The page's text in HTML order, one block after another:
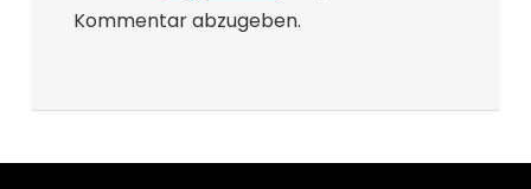
Kommentar abzugeben.